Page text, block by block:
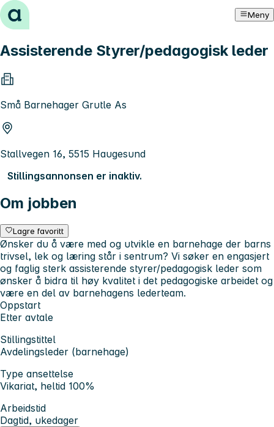
Hopp til innhold Meny
Assisterende Styrer/pedagogisk leder
Små Barnehager Grutle As
Stallvegen 16, 5515 Haugesund
Stillingsannonsen er inaktiv.
Om jobben
Lagre favoritt
Ønsker du å være med og utvikle en barnehage der barns
trivsel, lek og læring står i sentrum? Vi søker en engasjert
og faglig sterk assisterende styrer/pedagogisk leder som
ønsker å bidra til høy kvalitet i det pedagogiske arbeidet og
være en del av barnehagens lederteam.
Oppstart
Etter avtale
Stillingstittel
Avdelingsleder (barnehage)
Type ansettelse
Vikariat, heltid 100%
Arbeidstid
Dagtid, ukedager